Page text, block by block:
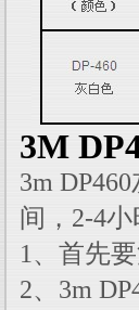
3M
3m
间，2-4
1、首先
2、3m